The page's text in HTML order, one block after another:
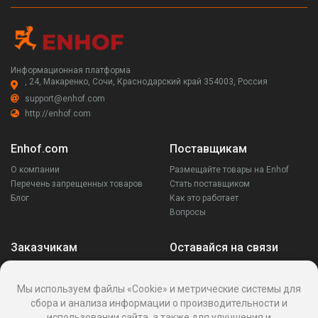
Информационная платформа
, 24, Макаренко, Сочи, Краснодарский край 354003, Россия
support@enhof.com
http://enhof.com
Enhof.com
О компании
Перечень запрещенных товаров
Блог
Поставщикам
Размещайте товары на Enhof
Стать поставщиком
Как это работает
Вопросы
Заказчикам
Ваши запросы
Написать поставщику
Оставайся на связи
Мы используем файлы «Cookie» и метрические системы для
сбора и анализа информации о производительности и